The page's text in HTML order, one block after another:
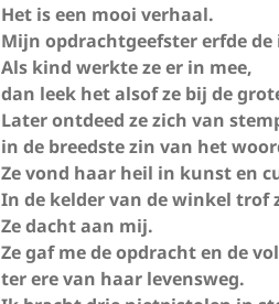
Het is een mooi verhaal.
Mijn opdrachtgeefster erfde
Als kind werkte ze er in mee,
dan leek het alsof ze bij de
Later ontdeed ze zich van
in de breedste zin van het
Ze vond haar heil in kunst en
In de kelder van de winkel trof
Ze dacht aan mij.
Ze gaf me de opdracht en de
ter ere van haar levensweg.